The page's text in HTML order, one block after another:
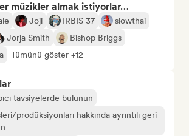
müzikler almak istiyorlar…
Joji IRBIS 37
slowthai
Jorja Smith
Bishop Briggs
Tümünü göster +12
tavsiyelerde bulunun
prodüksiyonları hakkında ayrıntılı geri